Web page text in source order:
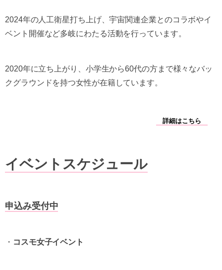
2024年の人工衛星打ち上げ、宇宙関連企業とのコラボやイ
ベント開催など多岐にわたる活動を行っています。
2020年に立ち上がり、小学生から60代の方まで様々なバッ
クグラウンドを持つ女性が在籍しています。
詳細はこちら
イベントスケジュール
申込み受付中
・ コスモ女子イベント